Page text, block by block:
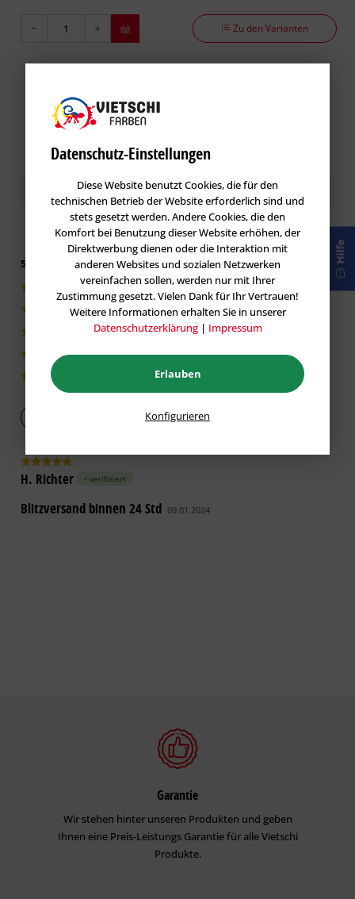
Zu den Varianten
Kundenbewertungen / Erfahrungen
5 von 5 basieren auf 1 Bewertungen
0|0%
0|0%
0|0%
0|0%
H. Richter verifiziert
Blitzversand binnen 24 Std 09.01.2024
Garantie
Wir stehen hinter unseren Produkten und geben
Ihnen eine Preis-Leistungs Garantie für alle Vietschi
Produkte.
Hilfe
Datenschutz-Einstellungen
Diese Website benutzt Cookies, die für den
technischen Betrieb der Website erforderlich sind und
stets gesetzt werden. Andere Cookies, die den
Komfort bei Benutzung dieser Website erhöhen, der
Direktwerbung dienen oder die Interaktion mit
anderen Websites und sozialen Netzwerken
vereinfachen sollen, werden nur mit Ihrer
Zustimmung gesetzt. Vielen Dank für Ihr Vertrauen!
Weitere Informationen erhalten Sie in unserer
Datenschutzerklärung| Impressum
Erlauben
Konfigurieren